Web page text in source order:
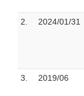
2. 2024/01/31
3. 2019/06